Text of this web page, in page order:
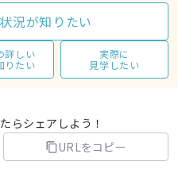
況が知りたい
詳しい
りたい
実際に
見学したい
らシェアしよう！
URLをコピー